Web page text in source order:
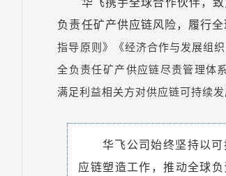
负责任矿产供应链风险，履行
指导原则》《经济合作与发展组
全负责任矿产供应链尽责管理体
满足利益相关方对供应链可持续发
华飞公司始终坚持以
应链塑造工作，推动全球